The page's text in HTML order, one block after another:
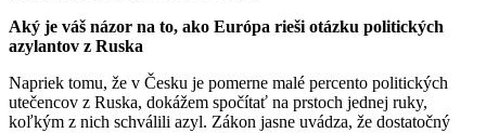
Aký je váš názor na to, ako Európa rieši otázku politických
azylantov z Ruska
Napriek tomu, že v Česku je pomerne malé percento politických
utečencov z Ruska, dokážem spočítať na prstoch jednej ruky,
koľkým z nich schválili azyl. Zákon jasne uvádza, že dostatočný